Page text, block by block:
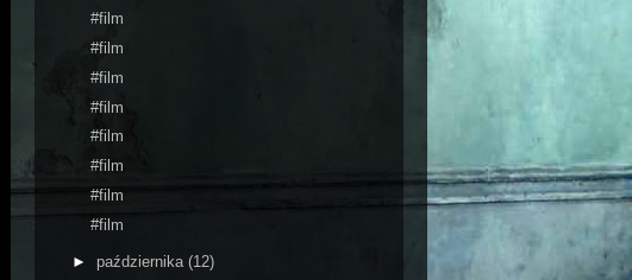
#film
#film
#film
#film
#film
#film
#film
#film
► października (12)